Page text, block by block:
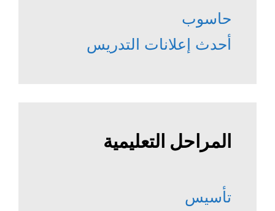
حاسوب
أحدث إعلانات التدريس
المراحل التعليمية
تأسيس